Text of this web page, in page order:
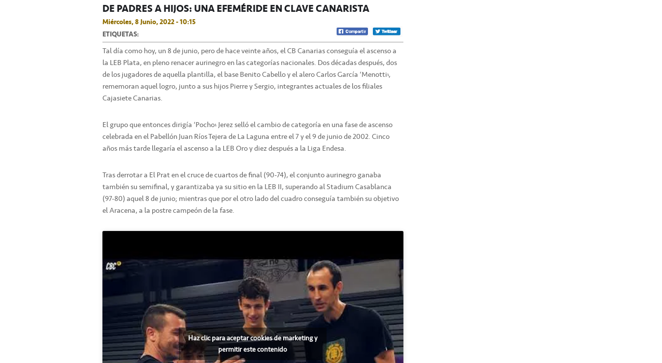
DE PADRES A HIJOS: UNA EFEMÉRIDE EN CLAVE CANARISTA
Miércoles, 8 Junio, 2022 - 10:15
ETIQUETAS:
Tal día como hoy, un 8 de junio, pero de hace veinte años, el CB Canarias conseguía el ascenso a
la LEB Plata, en pleno renacer aurinegro en las categorías nacionales. Dos décadas después, dos
de los jugadores de aquella plantilla, el base Benito Cabello y el alero Carlos García ‘Menotti’,
rememoran aquel logro, junto a sus hijos Pierre y Sergio, integrantes actuales de los filiales
Cajasiete Canarias.
El grupo que entonces dirigía ‘Pocho’ Jerez selló el cambio de categoría en una fase de ascenso
celebrada en el Pabellón Juan Ríos Tejera de La Laguna entre el 7 y el 9 de junio de 2002. Cinco
años más tarde llegaría el ascenso a la LEB Oro y diez después a la Liga Endesa.
Tras derrotar a El Prat en el cruce de cuartos de final (90-74), el conjunto aurinegro ganaba
también su semifinal, y garantizaba ya su sitio en la LEB II, superando al Stadium Casablanca
(97-80) aquel 8 de junio; mientras que por el otro lado del cuadro conseguía también su objetivo
el Aracena, a la postre campeón de la fase.
Haz clic para aceptar cookies de marketing y
permitir este contenido